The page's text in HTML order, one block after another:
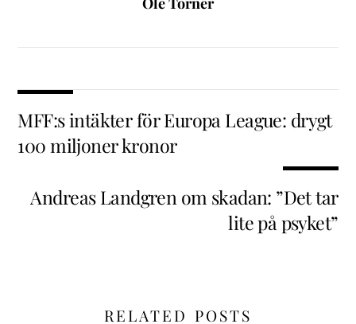
MFF:s intäkter för Europa League: drygt
100 miljoner kronor
Andreas Landgren om skadan: ”Det tar
lite på psyket”
RELATED POSTS